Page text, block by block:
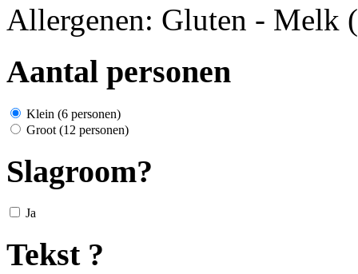
Allergenen: Gluten - Melk
Aantal personen
Klein (6 personen)
Groot (12 personen)
Slagroom?
Ja
Tekst ?